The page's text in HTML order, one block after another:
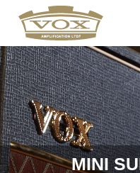
logo
link
to
home
page
MINI